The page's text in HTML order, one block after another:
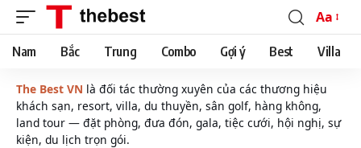
Font
Resizer
Aa
Nam Bắc Trung Combo Gợi ý Best Villa
The Best VN là đối tác thường xuyên của các thương hiệu
khách sạn, resort, villa, du thuyền, sân golf, hàng không,
land tour — đặt phòng, đưa đón, gala, tiệc cưới, hội nghị, sự
kiện, du lịch trọn gói.